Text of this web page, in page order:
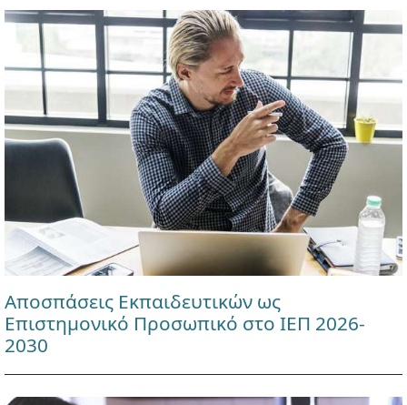
Αποσπάσεις Εκπαιδευτικών ως
Επιστημονικό Προσωπικό στο ΙΕΠ 2026-
2030